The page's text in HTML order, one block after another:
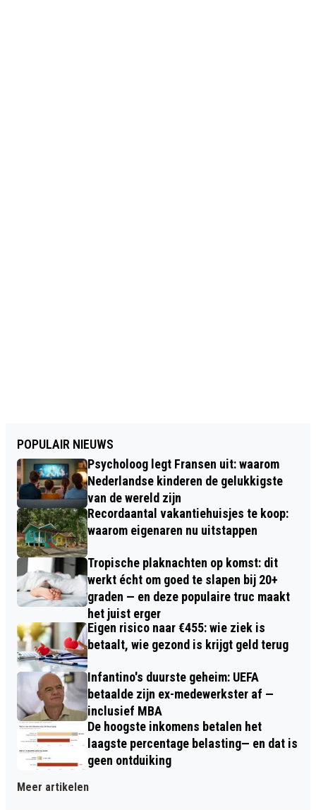
POPULAIR NIEUWS
Psycholoog legt Fransen uit: waarom
Nederlandse kinderen de gelukkigste
van de wereld zijn
Recordaantal vakantiehuisjes te koop:
waarom eigenaren nu uitstappen
Tropische plaknachten op komst: dit
werkt écht om goed te slapen bij 20+
graden — en deze populaire truc maakt
het juist erger
Eigen risico naar €455: wie ziek is
betaalt, wie gezond is krijgt geld terug
Infantino's duurste geheim: UEFA
betaalde zijn ex-medewerkster af —
inclusief MBA
De hoogste inkomens betalen het
laagste percentage belasting— en dat is
geen ontduiking
Meer artikelen